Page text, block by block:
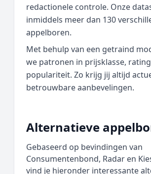
redactionele controle. Onze
inmiddels meer dan 130
appelboren.
Met behulp van een getraind
we patronen in prijsklasse,
populariteit. Zo krijg jij altijd
betrouwbare aanbevelingen.
Alternatieve
Gebaseerd op bevindingen van
Consumentenbond, Radar en
vind je hieronder interessante